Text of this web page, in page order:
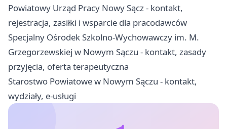
Powiatowy Urząd Pracy Nowy Sącz - kontakt,
rejestracja, zasiłki i wsparcie dla pracodawców
Specjalny Ośrodek Szkolno-Wychowawczy im. M.
Grzegorzewskiej w Nowym Sączu - kontakt, zasady
przyjęcia, oferta terapeutyczna
Starostwo Powiatowe w Nowym Sączu - kontakt,
wydziały, e-usługi